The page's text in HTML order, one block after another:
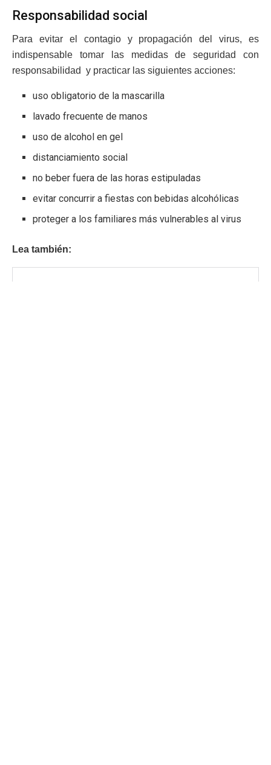
Responsabilidad social
Para evitar el contagio y propagación del virus, es
indispensable tomar las medidas de seguridad con
responsabilidad y practicar las siguientes acciones:
uso obligatorio de la mascarilla
lavado frecuente de manos
uso de alcohol en gel
distanciamiento social
no beber fuera de las horas estipuladas
evitar concurrir a fiestas con bebidas alcohólicas
proteger a los familiares más vulnerables al virus
Lea también: